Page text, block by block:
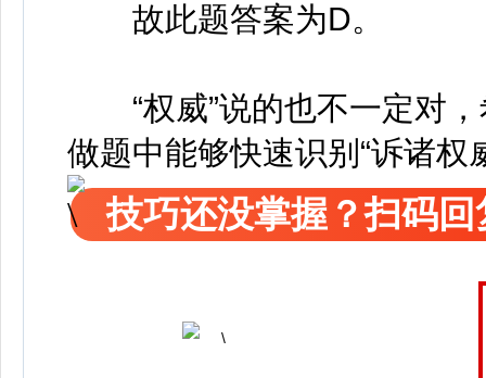
故此题答案为D。
“权威”说的也不一定对，
做题中能够快速识别“诉诸权
技巧还没掌握？扫码回